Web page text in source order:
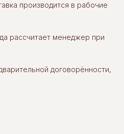
производится в рабочие
рассчитает менеджер при
договорённости,
за час»‎